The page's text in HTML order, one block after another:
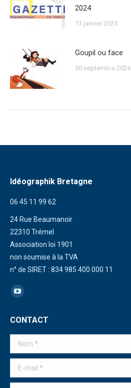
2024
13 janvier 2025
Goupil ou face
30 septembre 2024
Idéographik Bretagne
06 45 11 99 62
24 Rue Beaumanoir
22310 Trémel
Association loi 1901
non soumise à la TVA
n° de SIRET : 834 985 400 000 11
Trouvez nous sur :
La
YouTube
s'ouvre
nouvelle
CONTACT
Nom *
E-mail *